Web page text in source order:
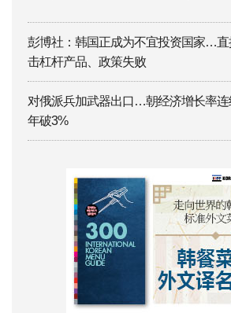
彭博社：韩国正成为不宜投资国家…直
击杠杆产品、政策失败
对俄派兵加武器出口…朝经济增长率连
年破3%